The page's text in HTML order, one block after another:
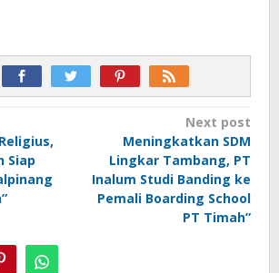
Siap
Next post
Meningkatkan SDM
Lingkar Tambang, PT
Inalum Studi Banding ke
Pemali Boarding School
PT Timah”